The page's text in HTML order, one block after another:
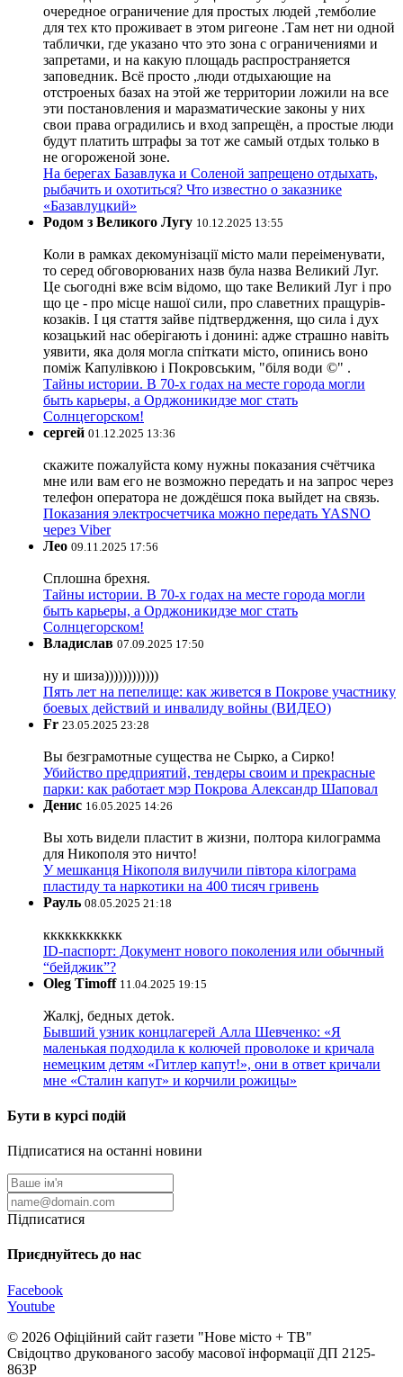
очередное ограничение для простых людей ,темболие
для тех кто проживает в этом ригеоне .Там нет ни одной
таблички, где указано что это зона с ограничениями и
запретами, и на какую площадь распространяется
заповедник. Всё просто ,люди отдыхающие на
отстроеных базах на этой же территории ложили на все
эти постановления и маразматические законы у них
свои права оградились и вход запрещён, а простые люди
будут платить штрафы за тот же самый отдых только в
не огороженой зоне.
На берегах Базавлука и Соленой запрещено отдыхать,
рыбачить и охотиться? Что известно о заказнике
«Базавлуцкий»
Родом з Великого Лугу 10.12.2025 13:55
Коли в рамках декомунізації місто мали переіменувати,
то серед обговорюваних назв була назва Великий Луг.
Це сьогодні вже всім відомо, що таке Великий Луг і про
що це - про місце нашої сили, про славетних пращурів-
козаків. І ця стаття зайве підтвердження, що сила і дух
козацький нас оберігають і донині: адже страшно навіть
уявити, яка доля могла спіткати місто, опинись воно
поміж Капулівкою і Покровським, "біля води ©" .
Тайны истории. В 70-х годах на месте города могли
быть карьеры, а Орджоникидзе мог стать
Солнцегорском!
сергей 01.12.2025 13:36
скажите пожалуйста кому нужны показания счётчика
мне или вам его не возможно передать и на запрос через
телефон оператора не дождёшся пока выйдет на связь.
Показания электросчетчика можно передать YASNO
через Viber
Лео 09.11.2025 17:56
Сплошна брехня.
Тайны истории. В 70-х годах на месте города могли
быть карьеры, а Орджоникидзе мог стать
Солнцегорском!
Владислав 07.09.2025 17:50
ну и шиза))))))))))))
Пять лет на пепелище: как живется в Покрове участнику
боевых действий и инвалиду войны (ВИДЕО)
Fr 23.05.2025 23:28
Вы безграмотные существа не Сырко, а Сирко!
Убийство предприятий, тендеры своим и прекрасные
парки: как работает мэр Покрова Александр Шаповал
Денис 16.05.2025 14:26
Вы хоть видели пластит в жизни, полтора килограмма
для Никополя это ничто!
У мешканця Нікополя вилучили півтора кілограма
пластиду та наркотики на 400 тисяч гривень
Рауль 08.05.2025 21:18
ккккккккккк
ID-паспорт: Документ нового поколения или обычный
“бейджик”?
Oleg Timoff 11.04.2025 19:15
Жалкj, бедных детok.
Бывший узник концлагерей Алла Шевченко: «Я
маленькая подходила к колючей проволоке и кричала
немецким детям «Гитлер капут!», они в ответ кричали
мне «Сталин капут» и корчили рожицы»
Бути в курсі подій
Підписатися на останні новини
Підписатися
Приєднуйтесь до нас
Facebook
Youtube
© 2026 Офіційний сайт газети "Нове мiсто + ТВ"
Свідоцтво друкованого засобу масової інформації ДП 2125-
863Р